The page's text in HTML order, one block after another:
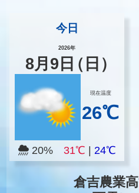
今日
2026年
8月 9 日（日）
現在温度
26℃
20% 31℃ 24℃
倉吉農業